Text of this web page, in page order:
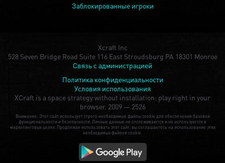
Заблокированные игроки
Xcraft Inc
528 Seven Bridge Road Suite 116 East Stroudsburg PA 18301 Monroe
Связь с администрацией
Политика конфиденциальности
Условия использования
XCraft is a space strategy without installation: play right in your
browser. 2009 — 2526
Внимание: Этот сайт использует строго необходимые файлы cookie для обеспечения базовой
функциональности и безопасности. Личные данные не отслеживаются и не используются в
маркетинговых целях. Продолжая использовать этот сайт, вы соглашаетесь на использование этих
необходимых файлов cookie.